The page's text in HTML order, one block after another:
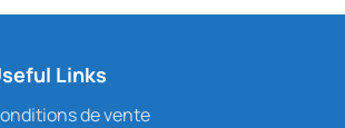
Links
de vente